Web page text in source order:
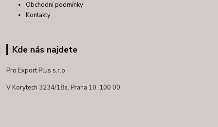
Obchodní podmínky
Kontakty
Kde nás najdete
Pro Export Plus s.r.o.
V Korytech 3234/18a, Praha 10, 100 00